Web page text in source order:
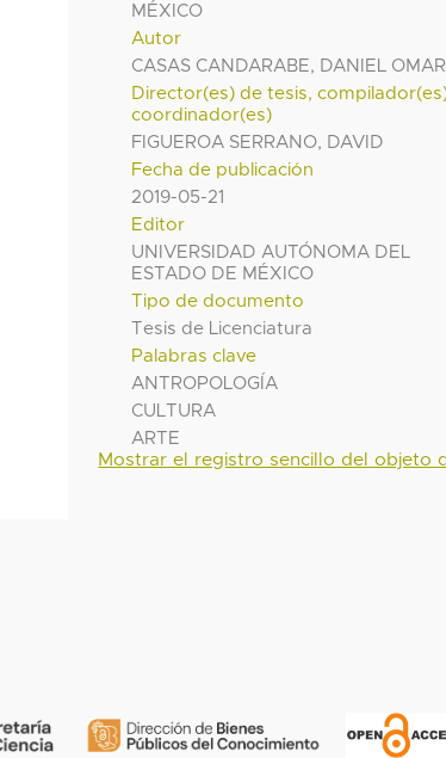
MÉXICO
Autor
CASAS CANDARABE, DANIEL OMAR
Director(es) de tesis,
coordinador(es)
FIGUEROA SERRANO, DAVID
Fecha de publicación
2019-05-21
Editor
UNIVERSIDAD AUTÓNOMA DEL
ESTADO DE MÉXICO
Tipo de documento
Tesis de Licenciatura
Palabras clave
ANTROPOLOGÍA
CULTURA
ARTE
Mostrar el registro sencillo del objeto